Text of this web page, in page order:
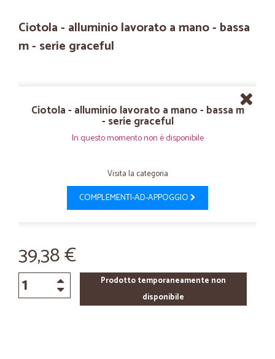
Ciotola - alluminio lavorato a mano - bassa
m - serie graceful
Ciotola - alluminio lavorato a mano - bassa m
- serie graceful
In questo momento non è disponibile
Visita la categoria
COMPLEMENTI-AD-APPOGGIO
39,38 €
Prodotto temporaneamente non
disponibile